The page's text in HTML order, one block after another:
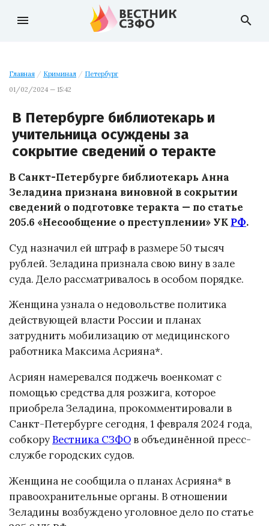
menu search
Главная / Криминал / Петербург
01/02/2024 — 15:42
В Петербурге библиотекарь и
учительница осуждены за
сокрытие сведений о теракте
В Санкт-Петербурге библиотекарь Анна
Зеладина признана виновной в сокрытии
сведений о подготовке теракта — по статье
205.6 «Несообщение о преступлении» УК РФ.
Суд назначил ей штраф в размере 50 тысяч
рублей. Зеладина признала свою вину в зале
суда. Дело рассматривалось в особом порядке.
Женщина узнала о недовольстве политика
действующей власти России и планах
затруднить мобилизацию от медицинского
работника Максима Асрияна*.
Асриян намеревался поджечь военкомат с
помощью средства для розжига, которое
приобрела Зеладина, прокомментировали в
Санкт-Петербурге сегодня, 1 февраля 2024 года,
собкоруВестника СЗФО в объединённой пресс-
службе городских судов.
Женщина не сообщила о планах Асрияна* в
правоохранительные органы. В отношении
Зеладины возбуждено уголовное дело по статье